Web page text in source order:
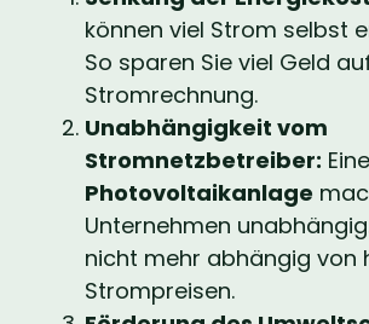
können viel Strom selbst
So sparen Sie viel Geld
Stromrechnung.
Unabhängigkeit vom
Stromnetzbetreiber: Eine
Photovoltaikanlage
Unternehmen
nicht mehr abhängig von
Strompreisen.